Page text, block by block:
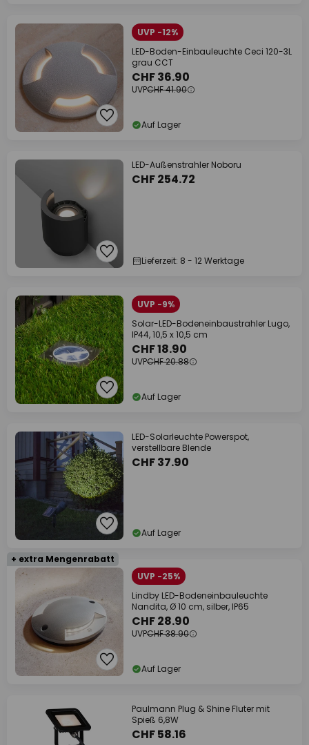
UVP -12%
LED-Boden-Einbauleuchte Ceci 120-3L
grau CCT
CHF 36.90
UVPCHF 41.90
Auf Lager
LED-Außenstrahler Noboru
CHF 254.72
Lieferzeit: 8 - 12 Werktage
UVP -9%
Solar-LED-Bodeneinbaustrahler Lugo,
IP44, 10,5 x 10,5 cm
CHF 18.90
UVPCHF 20.88
Auf Lager
LED-Solarleuchte Powerspot,
verstellbare Blende
CHF 37.90
Auf Lager
+ extra Mengenrabatt
UVP -25%
Lindby LED-Bodeneinbauleuchte
Nandita, Ø 10 cm, silber, IP65
CHF 28.90
UVPCHF 38.90
Auf Lager
Paulmann Plug & Shine Fluter mit
Spieß 6,8W
CHF 58.16